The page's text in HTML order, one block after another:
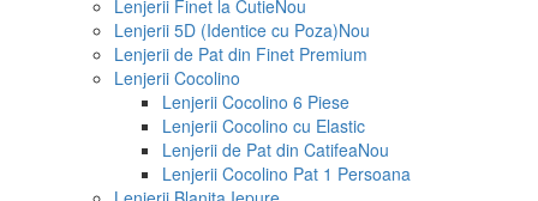
Lenjerii Finet la CutieNou
Lenjerii 5D (Identice cu Poza)Nou
Lenjerii de Pat din Finet Premium
Lenjerii Cocolino
Lenjerii Cocolino 6 Piese
Lenjerii Cocolino cu Elastic
Lenjerii de Pat din CatifeaNou
Lenjerii Cocolino Pat 1 Persoana